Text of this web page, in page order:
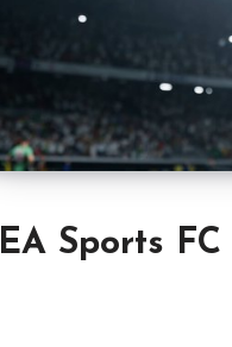
EA Sports